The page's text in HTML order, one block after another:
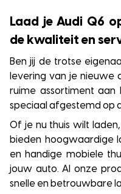
Laad je Audi Q6
de kwaliteit en
Ben jij de trotse
levering van je nieuwe
ruime assortiment
speciaal afgestemd op
Of je nu thuis wilt
bieden hoogwaardige
en handige mobiele
jouw auto. Al onze
snelle en betrouwbare